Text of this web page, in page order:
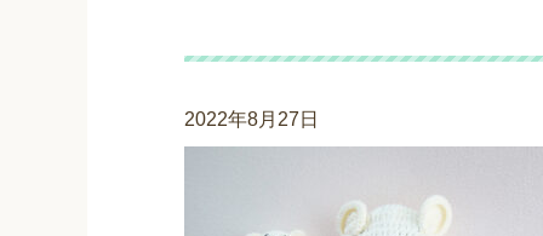
2022年8月27日